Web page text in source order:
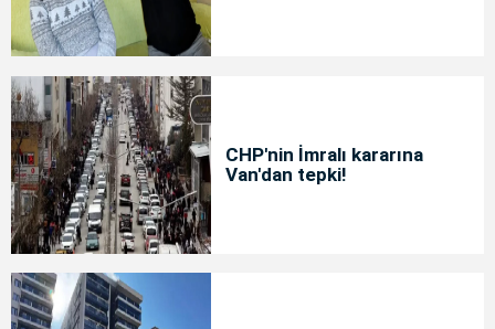
CHP'nin İmralı kararına
Van'dan tepki!